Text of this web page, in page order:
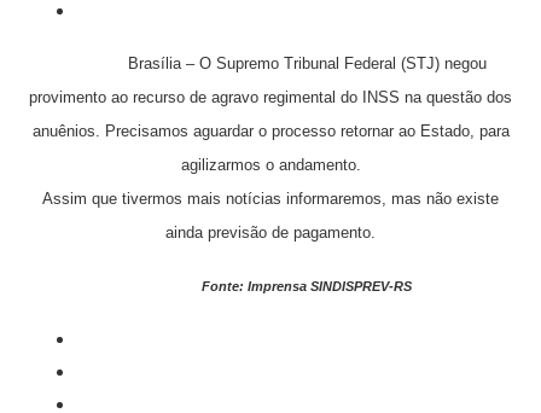
Brasília – O Supremo Tribunal Federal (STJ) negou
provimento ao recurso de agravo regimental do INSS na questão dos
anuênios. Precisamos aguardar o processo retornar ao Estado, para
agilizarmos o andamento.
Assim que tivermos mais notícias informaremos, mas não existe
ainda previsão de pagamento.
Fonte: Imprensa SINDISPREV-RS